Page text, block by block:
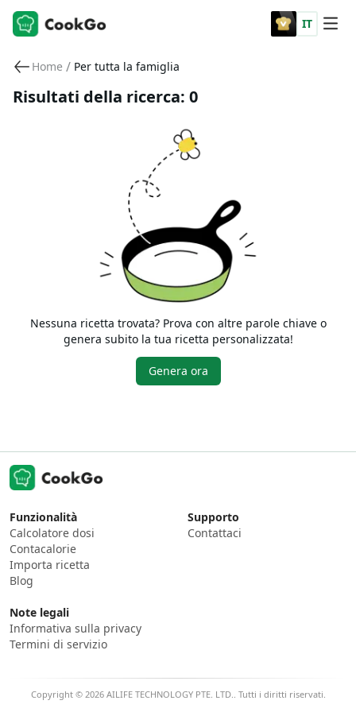
IT
Home / Per tutta la famiglia
Risultati della ricerca: 0
Nessuna ricetta trovata? Prova con altre parole chiave o
genera subito la tua ricetta personalizzata!
Genera ora
Funzionalità
Calcolatore dosi
Contacalorie
Importa ricetta
Blog
Supporto
Contattaci
Note legali
Informativa sulla privacy
Termini di servizio
Copyright © 2026 AILIFE TECHNOLOGY PTE. LTD.. Tutti i diritti riservati.